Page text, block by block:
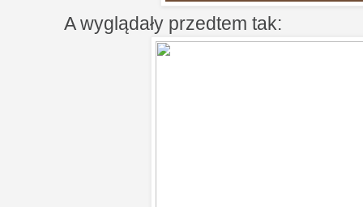
A wyglądały przedtem tak: